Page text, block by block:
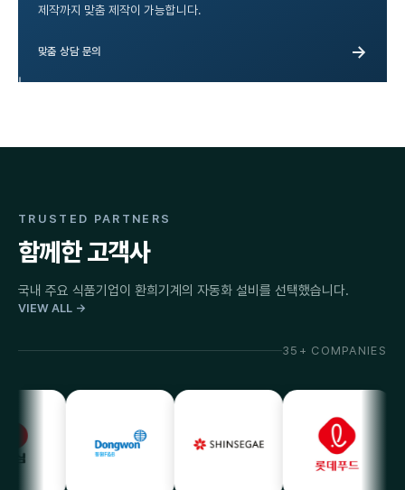
제작까지 맞춤 제작이 가능합니다.
맞춤 상담 문의 →
TRUSTED PARTNERS
함께한 고객사
국내 주요 식품기업이 환희기계의 자동화 설비를 선택했습니다.
VIEW ALL →
35+ COMPANIES